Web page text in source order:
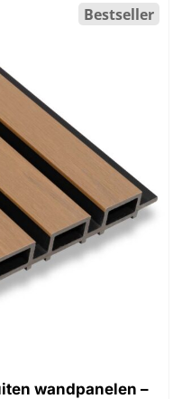
Bestseller
wandpanelen –